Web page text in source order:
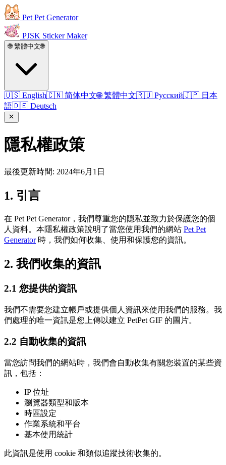
Pet Pet Generator
PJSK Sticker Maker
🌐 繁體中文🌐
🇺🇸 English🇨🇳 简体中文🌐 繁體中文🇷🇺 Русский🇯🇵 日本
語🇩🇪 Deutsch
隱私權政策
最後更新時間: 2024年6月1日
1. 引言
在 Pet Pet Generator，我們尊重您的隱私並致力於保護您的個
人資料。本隱私權政策說明了當您使用我們的網站 Pet Pet
Generator時，我們如何收集、使用和保護您的資訊。
2. 我們收集的資訊
2.1 您提供的資訊
我們不需要您建立帳戶或提供個人資訊來使用我們的服務。我
們處理的唯一資訊是您上傳以建立 PetPet GIF 的圖片。
2.2 自動收集的資訊
當您訪問我們的網站時，我們會自動收集有關您裝置的某些資
訊，包括：
IP 位址
瀏覽器類型和版本
時區設定
作業系統和平台
基本使用統計
此資訊是使用 cookie 和類似追蹤技術收集的。